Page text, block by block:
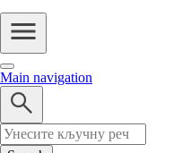
Main navigation
Search